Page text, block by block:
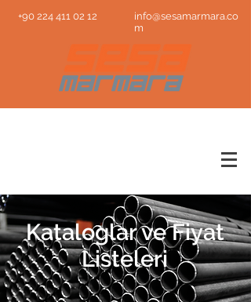
+90 224 411 02 12
info@sesamarmara.co
m
Kataloglar ve Fiyat
Listeleri